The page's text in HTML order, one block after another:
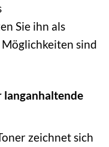
Sie ihn als
sind
zeichnet sich